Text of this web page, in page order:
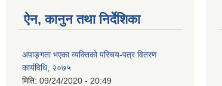
ऐन, कानुन तथा निर्देशिका
अपाङ्गता भएका व्यक्तिको परिचय-पत्र वितरण
कार्यविधि, २०७५
मिति: 09/24/2020 - 20:49